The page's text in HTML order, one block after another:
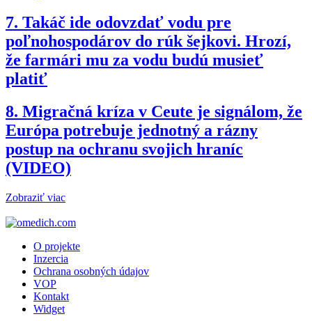
7. Takáč ide odovzdať vodu pre
poľnohospodárov do rúk šejkovi. Hrozí,
že farmári mu za vodu budú musieť
platiť
8. Migračná kríza v Ceute je signálom, že
Európa potrebuje jednotný a rázny
postup na ochranu svojich hraníc
(VIDEO)
Zobraziť viac
O projekte
Inzercia
Ochrana osobných údajov
VOP
Kontakt
Widget